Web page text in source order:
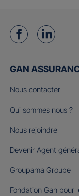
GAN
Nous contacter
Qui sommes nous ?
Nous rejoindre
Devenir Agent
Groupama Groupe
Fondation Gan pour